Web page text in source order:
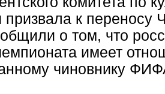
призвала к переносу
о том, что
имеет
чиновнику